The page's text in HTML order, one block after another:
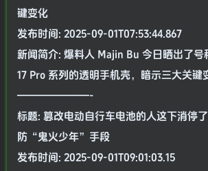
键变化
发布时间: 2025-09-01T07:53:44.867
新闻简介: 爆料人 Majin Bu 今日晒出了号
17 Pro 系列的透明手机壳，暗示三大关键
———————-
标题: 篡改电动自行车电池的人这下消停
防“鬼火少年”手段
发布时间: 2025-09-01T09:01:03.15